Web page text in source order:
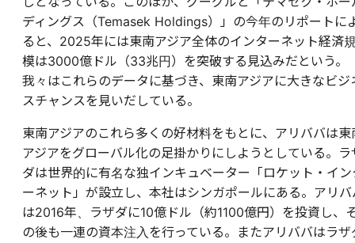
ディングス（Temasek Holdings）」の今年のリポートに
ると、2025年には東南アジア全体のインターネット経済
模は3000億ドル（33兆円）を突破する見込みだという。
我々はこれらのデータに基づき、東南アジアに大きなビジ
スチャンスを見いだしている。
東南アジアのこれら多くの好材料をもとに、アリババは東
アジアをグローバル化の足掛かりにしようとしている。ラ
ダは世界的に有名な独インキュベーター「ロケット・イン
ーネット」が設立し、本社はシンガポールにある。アリバ
は2016年、ラザダに10億ドル（約1100億円）を投資し、
の後も一連の資本注入を行っている。またアリババはラザ